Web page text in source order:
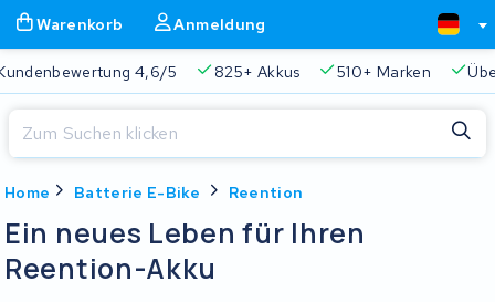
Warenkorb Anmeldung
4,6/5 825+ Akkus 510+ Marken
Home Batterie E-Bike Reention
Ein neues Leben für Ihren
Reention-AkkuIhr Warenkorb ist leer.
Schließen
Beginnen Sie mit der Eingabe in der Suchleiste, um zu suchen